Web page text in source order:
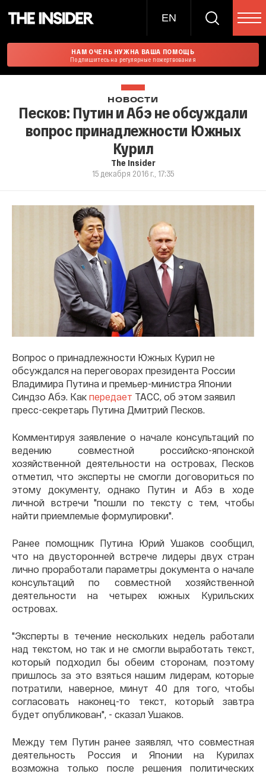
EN
НАМ ОЧЕНЬ НУЖНА ВАША ПОМОЩЬ
Подпишитесь на регулярные пожертвования
НОВОСТИ
Песков: Путин и Абэ не обсуждали
вопрос принадлежности Южных
Курил
The Insider
15 декабря 2016 г., 17:35
Вопрос о принадлежности Южных Курил не
обсуждался на переговорах президента России
Владимира Путина и премьер-министра Японии
Синдзо Абэ. Как передает ТАСС, об этом заявил
пресс-секретарь Путина Дмитрий Песков.
Комментируя заявление о начале консультаций по
ведению совместной российско-японской
хозяйственной деятельности на островах, Песков
отметил, что эксперты не смогли договориться по
этому документу, однако Путин и Абэ в ходе
личной встречи "пошли по тексту с тем, чтобы
найти приемлемые формулировки".
Ранее помощник Путина Юрий Ушаков сообщил,
что на двусторонней встрече лидеры двух стран
лично проработали параметры документа о начале
консультаций по совместной хозяйственной
деятельности на четырех южных Курильских
островах.
"Эксперты в течение нескольких недель работали
над текстом, но так и не смогли выработать текст,
который подходил бы обеим сторонам, поэтому
пришлось за это взяться нашим лидерам, которые
потратили, наверное, минут 40 для того, чтобы
согласовать наконец-то текст, который завтра
будет опубликован", - сказал Ушаков.
Между тем Путин ранее заявлял, что совместная
деятельность Россия и Японии на Курилах
возможна только после решения политических